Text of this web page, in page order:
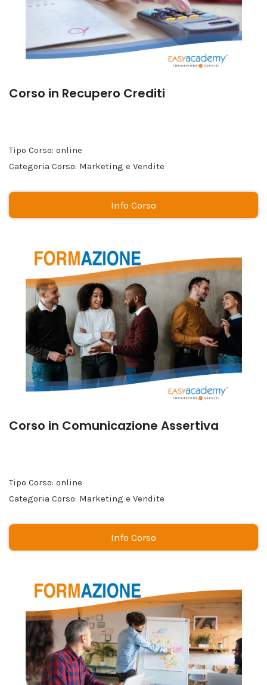
Corso in Recupero Crediti
Tipo Corso: online
Categoria Corso: Marketing e Vendite
Info Corso
Corso in Comunicazione Assertiva
Tipo Corso: online
Categoria Corso: Marketing e Vendite
Info Corso